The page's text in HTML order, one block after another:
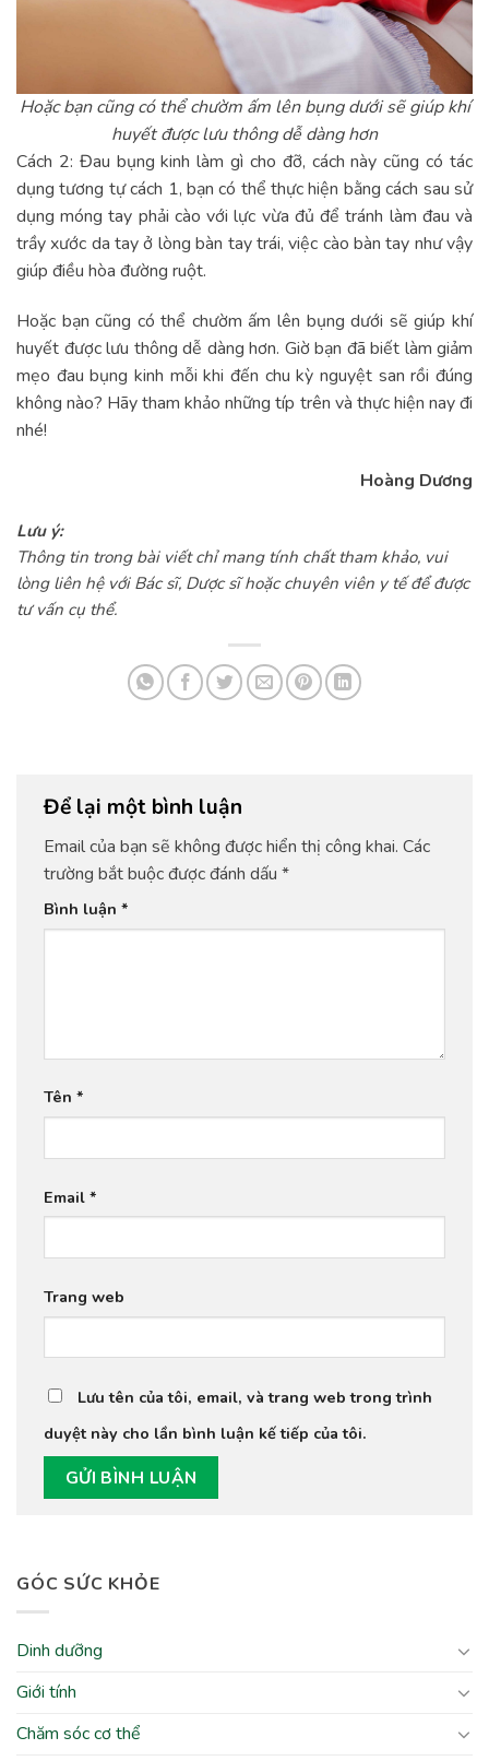
GÓC SỨC KHỎE
Dinh dưỡng
Giới tính
Chăm sóc cơ thể
Hoặc bạn cũng có thể chườm ấm lên bụng dưới sẽ giúp khí
huyết được lưu thông dễ dàng hơn
Cách 2: Đau bụng kinh làm gì cho đỡ, cách này cũng có tác
dụng tương tự cách 1, bạn có thể thực hiện bằng cách sau sử
dụng móng tay phải cào với lực vừa đủ để tránh làm đau và
trầy xước da tay ở lòng bàn tay trái, việc cào bàn tay như vậy
giúp điều hòa đường ruột.
Hoặc bạn cũng có thể chườm ấm lên bụng dưới sẽ giúp khí
huyết được lưu thông dễ dàng hơn. Giờ bạn đã biết làm giảm
mẹo đau bụng kinh mỗi khi đến chu kỳ nguyệt san rồi đúng
không nào? Hãy tham khảo những típ trên và thực hiện nay đi
nhé!
Hoàng Dương
Lưu ý:
Thông tin trong bài viết chỉ mang tính chất tham khảo, vui
lòng liên hệ với Bác sĩ, Dược sĩ hoặc chuyên viên y tế để được
tư vấn cụ thể.
Để lại một bình luận
Email của bạn sẽ không được hiển thị công khai. Các
trường bắt buộc được đánh dấu *
Bình luận *
Tên *
Email *
Trang web
Lưu tên của tôi, email, và trang web trong trình
duyệt này cho lần bình luận kế tiếp của tôi.